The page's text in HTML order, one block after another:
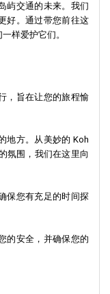
馆一样,为您带来正
不仅是物品,更是兰
屿交通的未来。我们
好。通过带您前往这
样爱护它们。
，旨在让您的旅程愉
地方。从美妙的 Koh
氛围，我们在这里向
保您有充足的时间探
的安全，并确保您的